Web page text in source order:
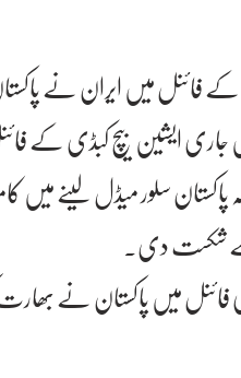
فائنل میں ایران نے
ایشین بیچ کبڈی کے
سلور میڈل لینے میں